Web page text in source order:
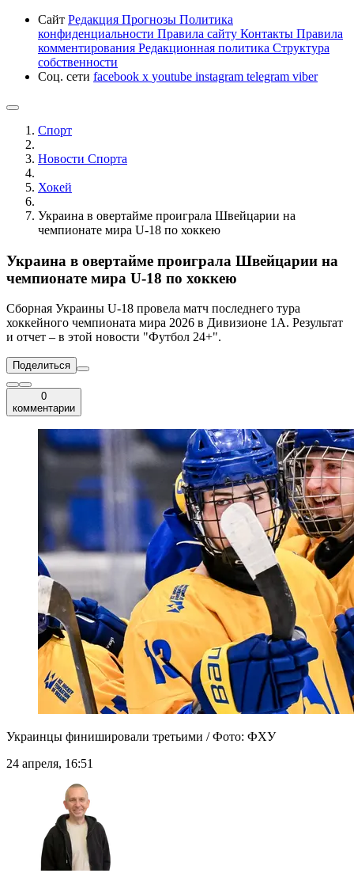
Сайт Редакция Прогнозы Политика
конфиденциальности Правила сайту Контакты Правила
комментирования Редакционная политика Структура
собственности
Соц. сети facebook x youtube instagram telegram viber
Спорт
Новости Cпорта
Хокей
Украина в овертайме проиграла Швейцарии на
чемпионате мира U-18 по хоккею
Украина в овертайме проиграла Швейцарии на
чемпионате мира U-18 по хоккею
Сборная Украины U-18 провела матч последнего тура
хоккейного чемпионата мира 2026 в Дивизионе 1А. Результат
и отчет – в этой новости "Футбол 24+".
Поделиться
0
комментарии
Украинцы финишировали третьими / Фото: ФХУ
24 апреля, 16:51